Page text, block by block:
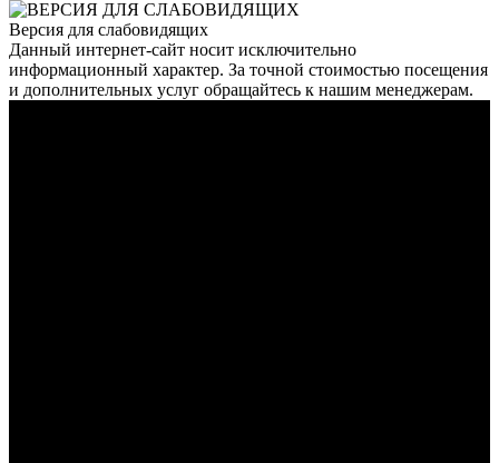
Версия для слабовидящих
Данный интернет-сайт носит исключительно
информационный характер. За точной стоимостью посещения
и дополнительных услуг обращайтесь к нашим менеджерам.